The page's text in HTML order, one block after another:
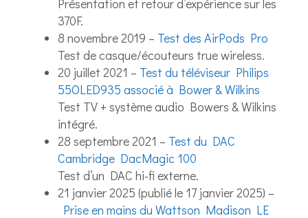
Présentation et retour d’expérience sur les
370F.
8 novembre 2019 – Test des AirPods Pro
Test de casque/écouteurs true wireless.
20 juillet 2021 – Test du téléviseur Philips
55OLED935 associé à Bower & Wilkins
Test TV + système audio Bowers & Wilkins
intégré.
28 septembre 2021 – Test du DAC
Cambridge DacMagic 100
Test d’un DAC hi-fi externe.
21 janvier 2025 (publié le 17 janvier 2025) –
Prise en mains du Wattson Madison LE